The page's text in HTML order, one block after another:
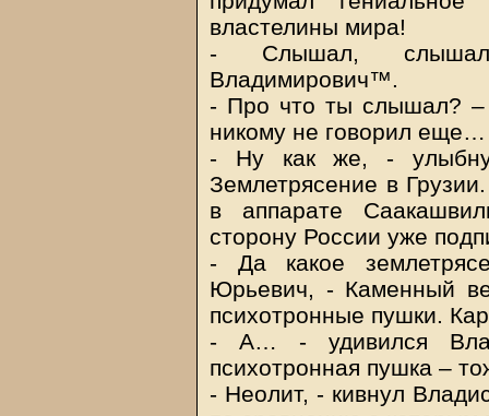
властелины мира!
- Слышал,
Владимирович™.
- Про что ты слышал?
никому не говорил еще…
- Ну как же, -
Землетрясение в
в аппарате
сторону России уже
- Да какое
Юрьевич, - Каменный
психотронные пушки.
- А… - удивился
психотронная пушка –
- Неолит, - кивнул